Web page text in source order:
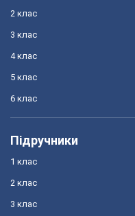
2 клас
3 клас
4 клас
5 клас
6 клас
Підручники
1 клас
2 клас
3 клас